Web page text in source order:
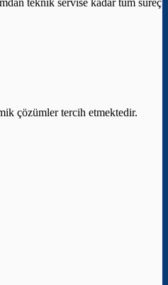
teknik servise kadar tüm süreç
çözümler tercih etmektedir.